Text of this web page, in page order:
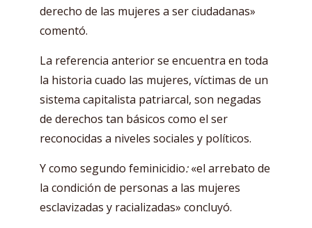
derecho de las mujeres a ser ciudadanas»
comentó.
La referencia anterior se encuentra en toda
la historia cuado las mujeres, víctimas de un
sistema capitalista patriarcal, son negadas
de derechos tan básicos como el ser
reconocidas a niveles sociales y políticos.
Y como segundo feminicidio:«el arrebato de
la condición de personas a las mujeres
esclavizadas y racializadas» concluyó.